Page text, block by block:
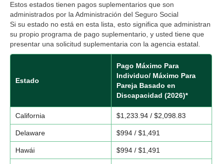
Estos estados tienen pagos suplementarios que son
administrados por la Administración del Seguro Social
Si su estado no está en esta lista, esto significa que administran
su propio programa de pago suplementario, y usted tiene que
presentar una solicitud suplementaria con la agencia estatal.
Estado
Pago Máximo Para
Individuo/ Máximo Para
Pareja Basado en
Discapacidad (2026)*
California $1,233.94 / $2,098.83
Delaware $994 / $1,491
Hawái $994 / $1,491